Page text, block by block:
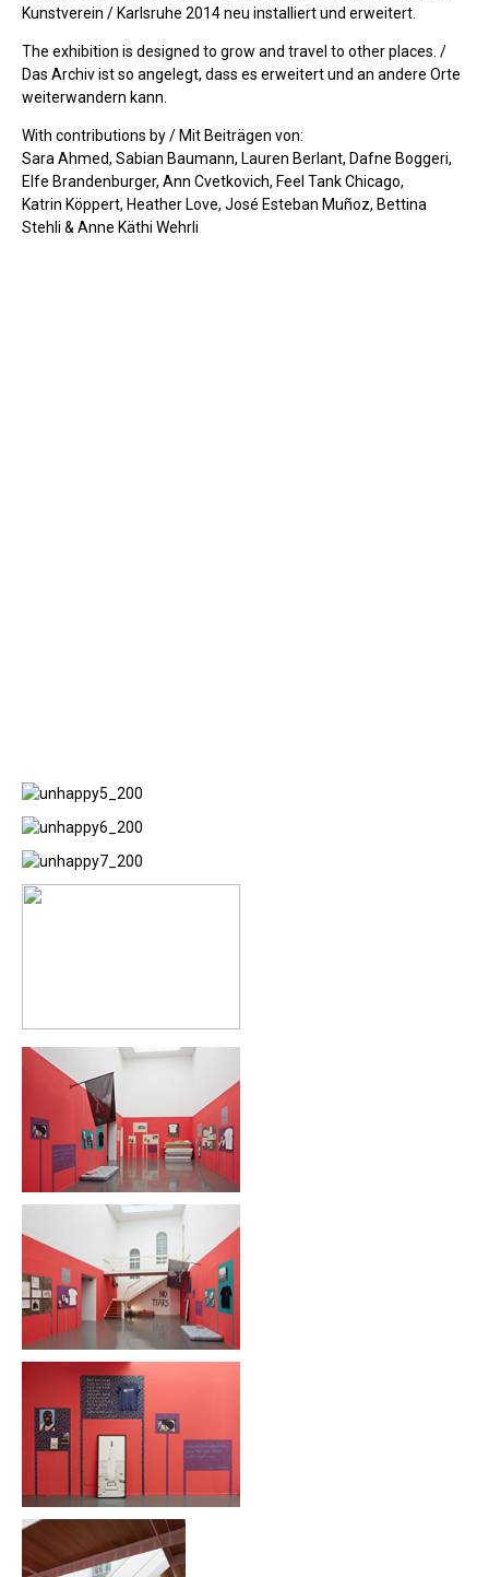
Kunstverein / Karlsruhe 2014 neu installiert und erweitert.
The exhibition is designed to grow and travel to other places. /
Das Archiv ist so angelegt, dass es erweitert und an andere Orte
weiterwandern kann.
With contributions by / Mit Beiträgen von:
Sara Ahmed, Sabian Baumann, Lauren Berlant, Dafne Boggeri,
Elfe Brandenburger, Ann Cvetkovich, Feel Tank Chicago,
Katrin Köppert, Heather Love, José Esteban Muñoz, Bettina
Stehli & Anne Käthi Wehrli